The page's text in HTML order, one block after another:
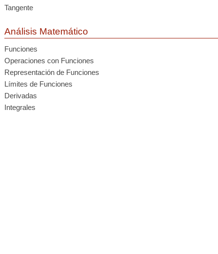
Tangente
Análisis Matemático
Funciones
Operaciones con Funciones
Representación de Funciones
Límites de Funciones
Derivadas
Integrales